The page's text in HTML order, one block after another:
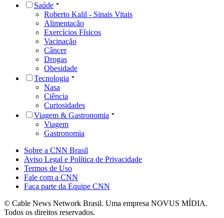
Saúde
Roberto Kalil - Sinais Vitais
Alimentação
Exercícios Físicos
Vacinação
Câncer
Drogas
Obesidade
Tecnologia
Nasa
Ciência
Curiosidades
Viagem & Gastronomia
Viagem
Gastronomia
Sobre a CNN Brasil
Aviso Legal e Política de Privacidade
Termos de Uso
Fale com a CNN
Faça parte da Equipe CNN
© Cable News Network Brasil. Uma empresa NOVUS MÍDIA.
Todos os direitos reservados.